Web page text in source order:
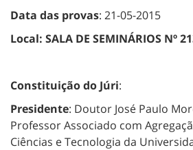
Data das provas: 21-05-
Local: SALA DE SEMINÁRIOS Nº
Constituição do Júri:
Presidente: Doutor José Paulo
Professor Associado com
Ciências e Tecnologia da